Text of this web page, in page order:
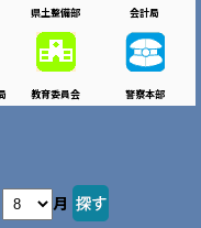
県土整備部 会計局
教育委員会 警察本部
月